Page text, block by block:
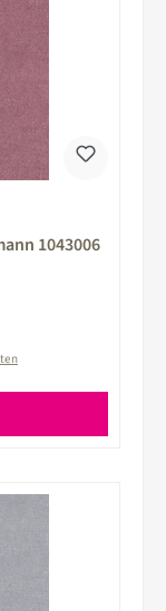
1043006